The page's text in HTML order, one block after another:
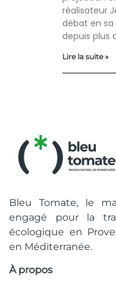
réalisateur
débat en sa
depuis plus
Lire la suite »
Bleu Tomate, le
engagé pour la
écologique en
en Méditerranée.
À propos